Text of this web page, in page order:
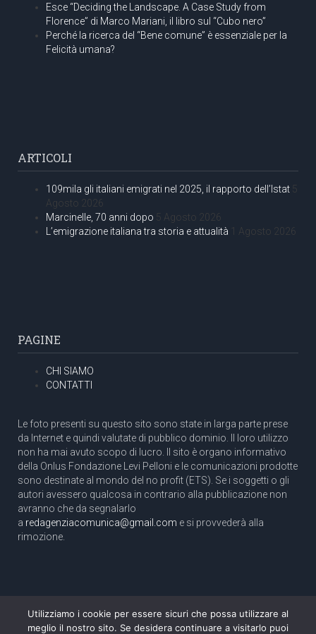
Esce “Deciding the Landscape. A Case Study from
Florence” di Marco Mariani, il libro sul “Cubo nero”
Perché la ricerca del “Bene comune” è essenziale per la
Felicità umana?
ARTICOLI
109mila gli italiani emigrati nel 2025, il rapporto dell’Istat 5
Agosto 2026
Marcinelle, 70 anni dopo 5 Agosto 2026
L’emigrazione italiana tra storia e attualità 1 Agosto 2026
PAGINE
CHI SIAMO
CONTATTI
Le foto presenti su questo sito sono state in larga parte prese
da Internet e quindi valutate di pubblico dominio. Il loro utilizzo
non ha mai avuto scopo di lucro. Il sito è organo informativo
della Onlus Fondazione Levi Pelloni e le comunicazioni prodotte
sono destinate al mondo del no profit (ETS). Se i soggetti o gli
autori avessero qualcosa in contrario alla pubblicazione non
avranno che da segnalarlo
a redagenziacomunica@gmail.com e si provvederà alla
rimozione.
Copyright 2003 com.unica - Tutti i diritti riservati
Utilizziamo i cookie per essere sicuri che possa utilizzare al
meglio il nostro sito. Se desidera continuare a visitarlo puoi